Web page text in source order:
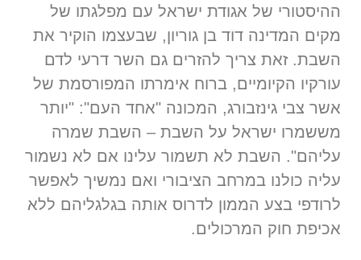
ההיסטורי של אגודת ישראל עם מפלגתו של
מקים המדינה דוד בן גוריון, שבעצמו הוקיר את
השבת. זאת צריך להזרים גם השר דרעי לדם
עורקיו הקיומיים, ברוח אימרתו המפורסמת של
אשר צבי גינזבורג, המכונה "אחד העם": "יותר
מששמרו ישראל על השבת – השבת שמרה
עליהם". השבת לא תשמור עלינו אם לא נשמור
עליה כולנו במרחב הציבורי ואם נמשיך לאפשר
לרודפי בצע הממון לדרוס אותה בגלגליהם ללא
אכיפת חוק המרכולים.